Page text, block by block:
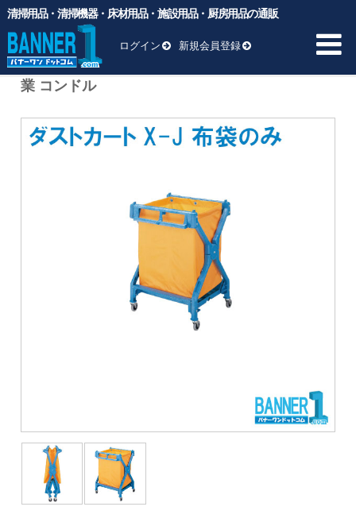
清掃用品・清掃機器・床材用品・施設用品・厨房用品の通販
ログイン 新規会員登録
商品一覧 ▼
一般厨房用洗剤
BM向け洗剤・ワックス
厨房消耗品
バケツ
履物
バナーワンドットコム>商品 >清掃用品>拭く>ダストカートX-J
用布袋 CA387-000X-SP 山崎産業 コンドル
ダストカートX-J用布袋 CA387-000X-SP 山崎産
業 コンドル